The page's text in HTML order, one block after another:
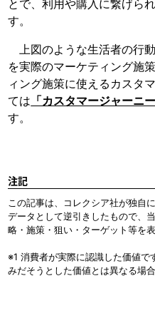
とで、利用や購入に繋げら
す。
上図のような生活者の行
を実際のマーケティング施
ィング施策に使えるカスタ
ては 「カスタマージャーニ
す。
注記
この記事は、コレクシア社が独自
データとして逆引きしたもので、
略・施策・狙い・ターゲット等を
※1 消費者が実際に認識した価値で
みだそうとした価値とは異なる場合